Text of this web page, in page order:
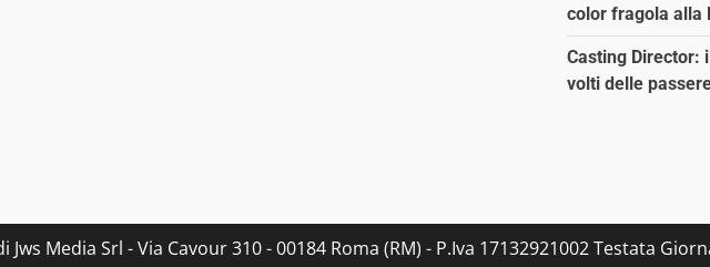
color fragola alla
Casting Director:
volti delle
Media Srl - Via Cavour 310 - 00184 Roma (RM) - P.Iva 17132921002 Testata